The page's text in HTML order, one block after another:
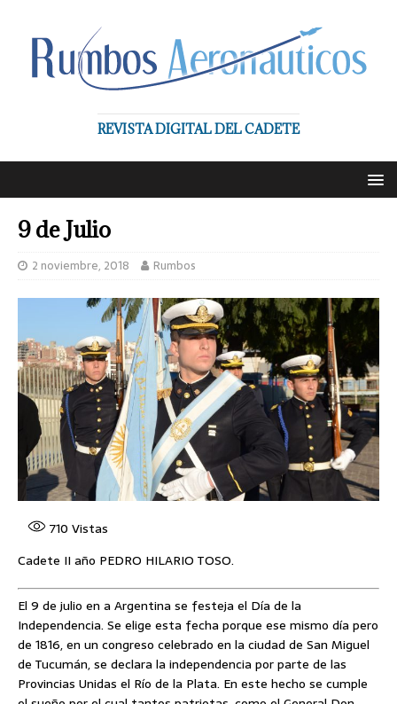
REVISTA DIGITAL DEL CADETE
9 de Julio
2 noviembre, 2018 Rumbos
710 Vistas
Cadete II año PEDRO HILARIO TOSO.
El 9 de julio en a Argentina se festeja el Día de la
Independencia. Se elige esta fecha porque ese mismo día pero
de 1816, en un congreso celebrado en la ciudad de San Miguel
de Tucumán, se declara la independencia por parte de las
Provincias Unidas el Río de la Plata. En este hecho se cumple